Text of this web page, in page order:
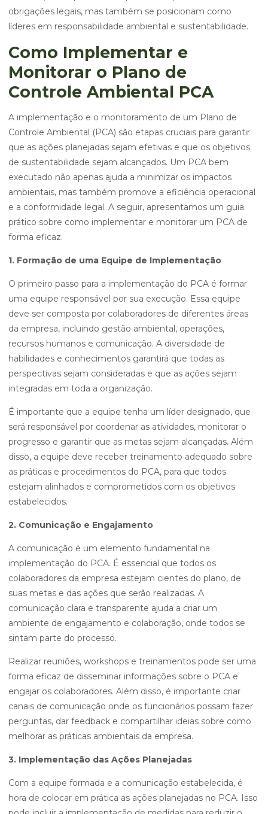
obrigações legais, mas também se posicionam como
líderes em responsabilidade ambiental e sustentabilidade.
Como Implementar e
Monitorar o Plano de
Controle Ambiental PCA
A implementação e o monitoramento de um Plano de
Controle Ambiental (PCA) são etapas cruciais para garantir
que as ações planejadas sejam efetivas e que os objetivos
de sustentabilidade sejam alcançados. Um PCA bem
executado não apenas ajuda a minimizar os impactos
ambientais, mas também promove a eficiência operacional
e a conformidade legal. A seguir, apresentamos um guia
prático sobre como implementar e monitorar um PCA de
forma eficaz.
1. Formação de uma Equipe de Implementação
O primeiro passo para a implementação do PCA é formar
uma equipe responsável por sua execução. Essa equipe
deve ser composta por colaboradores de diferentes áreas
da empresa, incluindo gestão ambiental, operações,
recursos humanos e comunicação. A diversidade de
habilidades e conhecimentos garantirá que todas as
perspectivas sejam consideradas e que as ações sejam
integradas em toda a organização.
É importante que a equipe tenha um líder designado, que
será responsável por coordenar as atividades, monitorar o
progresso e garantir que as metas sejam alcançadas. Além
disso, a equipe deve receber treinamento adequado sobre
as práticas e procedimentos do PCA, para que todos
estejam alinhados e comprometidos com os objetivos
estabelecidos.
2. Comunicação e Engajamento
A comunicação é um elemento fundamental na
implementação do PCA. É essencial que todos os
colaboradores da empresa estejam cientes do plano, de
suas metas e das ações que serão realizadas. A
comunicação clara e transparente ajuda a criar um
ambiente de engajamento e colaboração, onde todos se
sintam parte do processo.
Realizar reuniões, workshops e treinamentos pode ser uma
forma eficaz de disseminar informações sobre o PCA e
engajar os colaboradores. Além disso, é importante criar
canais de comunicação onde os funcionários possam fazer
perguntas, dar feedback e compartilhar ideias sobre como
melhorar as práticas ambientais da empresa.
3. Implementação das Ações Planejadas
Com a equipe formada e a comunicação estabelecida, é
hora de colocar em prática as ações planejadas no PCA. Isso